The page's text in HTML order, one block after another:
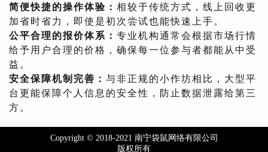
简便快捷的操作体验： 相较于传统方式，线上回收更
加省时省力，即使是初次尝试也能快速上手。
公平合理的报价体系： 专业机构通常会根据市场行情
给予用户合理的价格，确保每一位参与者都能从中受
益。
安全保障机制完善： 与非正规的小作坊相比，大型平
台更能保障个人信息的安全性，防止数据泄露给第三
方。
Copyright © 2018-2021 南宁袋鼠网络有限公司
版权所有